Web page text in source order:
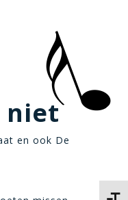
niet
en ook De